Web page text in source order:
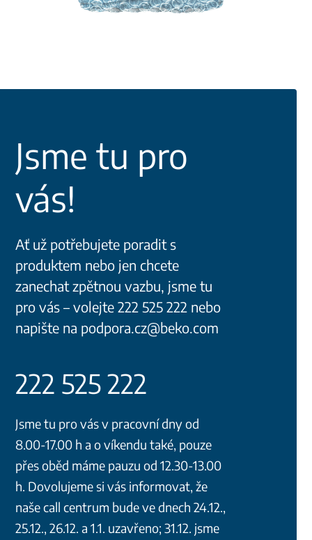
Jsme tu pro
vás!
Ať už potřebujete poradit s
produktem nebo jen chcete
zanechat zpětnou vazbu, jsme tu
pro vás – volejte 222 525 222 nebo
napište na podpora.cz@beko.com
222 525 222
Jsme tu pro vás v pracovní dny od
8.00-17.00 h a o víkendu také, pouze
přes oběd máme pauzu od 12.30-13.00
h. Dovolujeme si vás informovat, že
naše call centrum bude ve dnech 24.12.,
25.12., 26.12. a 1.1. uzavřeno; 31.12. jsme